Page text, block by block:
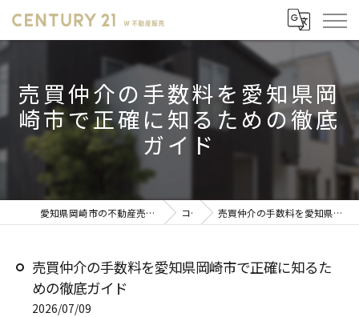
売買仲介の手数料を愛知県岡
崎市で正確に知るための徹底
ガイド
愛知県岡崎市の不動産売却ならセンチュリー21 W不動産販売 コラム 売買仲介の手数料を愛知県岡崎市で正確に知るための徹底ガイド
売買仲介の手数料を愛知県岡崎市で正確に知るた
めの徹底ガイド
2026/07/09